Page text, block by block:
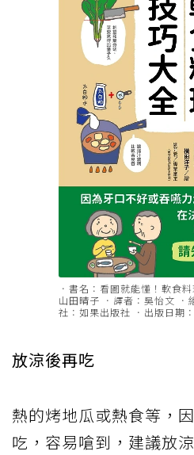
．書名：看圖就能懂！軟食
山田晴子 ．譯者：吳怡文 ．
社：如果出版社 ．出版日期
放涼後再吃
熱的烤地瓜或熱食等，
吃，容易嗆到，建議放